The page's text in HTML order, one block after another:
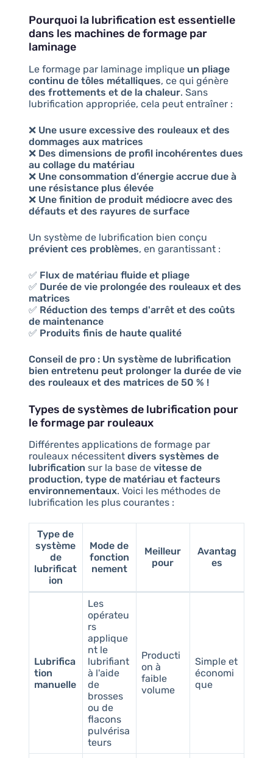
Pourquoi la lubrification est essentielle
dans les machines de formage par
laminage
Le formage par laminage implique un pliage
continu de tôles métalliques, ce qui génère
des frottements et de la chaleur. Sans
lubrification appropriée, cela peut entraîner :
❌ Une usure excessive des rouleaux et des
dommages aux matrices
❌ Des dimensions de profil incohérentes dues
au collage du matériau
❌ Une consommation d’énergie accrue due à
une résistance plus élevée
❌ Une finition de produit médiocre avec des
défauts et des rayures de surface
Un système de lubrification bien conçu
prévient ces problèmes, en garantissant :
✅ Flux de matériau fluide et pliage
✅ Durée de vie prolongée des rouleaux et des
matrices
✅ Réduction des temps d'arrêt et des coûts
de maintenance
✅ Produits finis de haute qualité
Conseil de pro : Un système de lubrification
bien entretenu peut prolonger la durée de vie
des rouleaux et des matrices de 50 % !
Types de systèmes de lubrification pour
le formage par rouleaux
Différentes applications de formage par
rouleaux nécessitent divers systèmes de
lubrification sur la base de vitesse de
production, type de matériau et facteurs
environnementaux. Voici les méthodes de
lubrification les plus courantes :
Type de
système
de
lubrificat
ion
Mode de
fonction
nement
Meilleur
pour
Avantag
es
Lubrifica
tion
manuelle
Les
opérateu
rs
applique
nt le
lubrifiant
à l'aide
de
brosses
ou de
flacons
pulvérisa
teurs
Producti
on à
faible
volume
Simple et
économi
que